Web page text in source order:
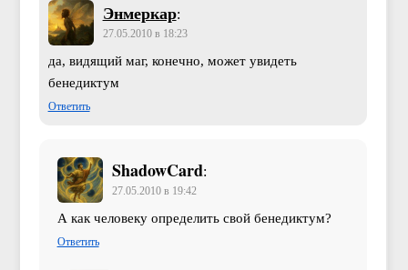
Энмеркар:
27.05.2010 в 18:23
да, видящий маг, конечно, может увидеть
бенедиктум
Ответить
ShadowCard:
27.05.2010 в 19:42
А как человеку определить свой бенедиктум?
Ответить